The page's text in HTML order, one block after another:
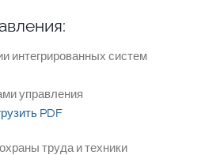
интегрированных систем
управления
PDF
труда и техники